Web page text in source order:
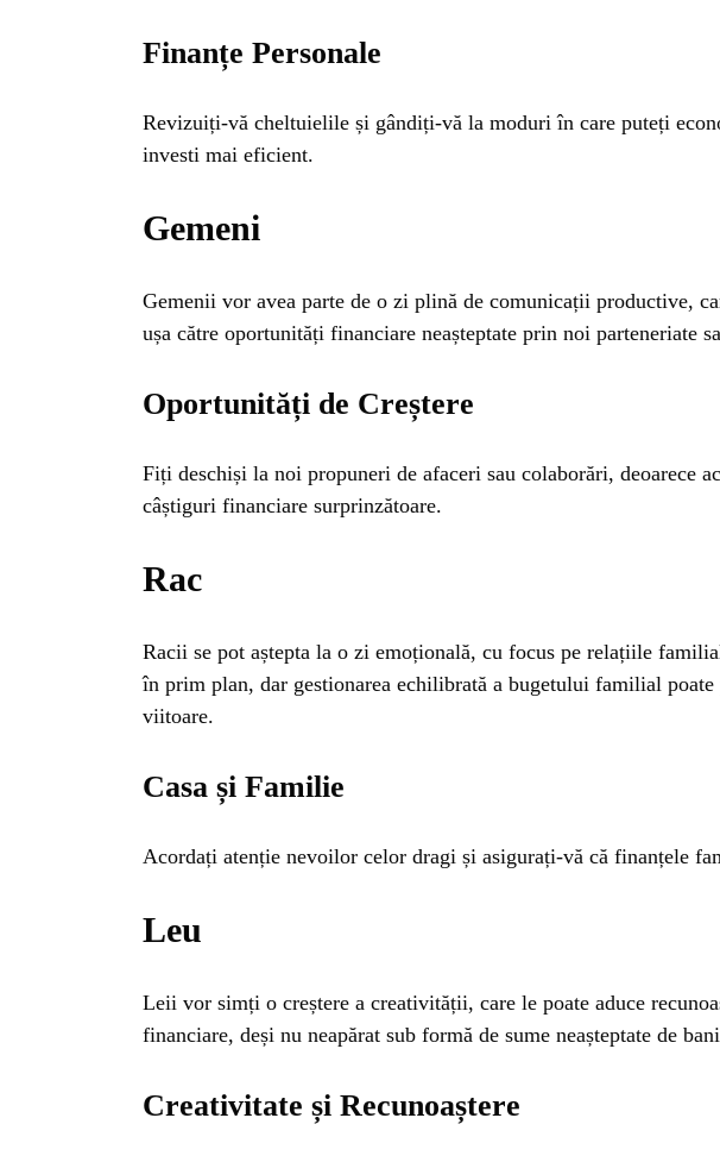
Finanțe Personale
Revizuiți-vă cheltuielile și gândiți-vă la moduri în care puteți
investi mai eficient.
Gemeni
Gemenii vor avea parte de o zi plină de comunicații productive,
ușa către oportunități financiare neașteptate prin noi parteneriate
Oportunități de Creștere
Fiți deschiși la noi propuneri de afaceri sau colaborări, deoarece
câștiguri financiare surprinzătoare.
Rac
Racii se pot aștepta la o zi emoțională, cu focus pe relațiile
în prim plan, dar gestionarea echilibrată a bugetului familial
viitoare.
Casa și Familie
Acordați atenție nevoilor celor dragi și asigurați-vă că finanțele
Leu
Leii vor simți o creștere a creativității, care le poate aduce
financiare, deși nu neapărat sub formă de sume neașteptate de
Creativitate și Recunoaștere
SANATATE SI
INGRIJIRE
NATURĂ
STIRI
ȘTIINȚA
ANIMALE
INSTALEAZA
APLICATIA